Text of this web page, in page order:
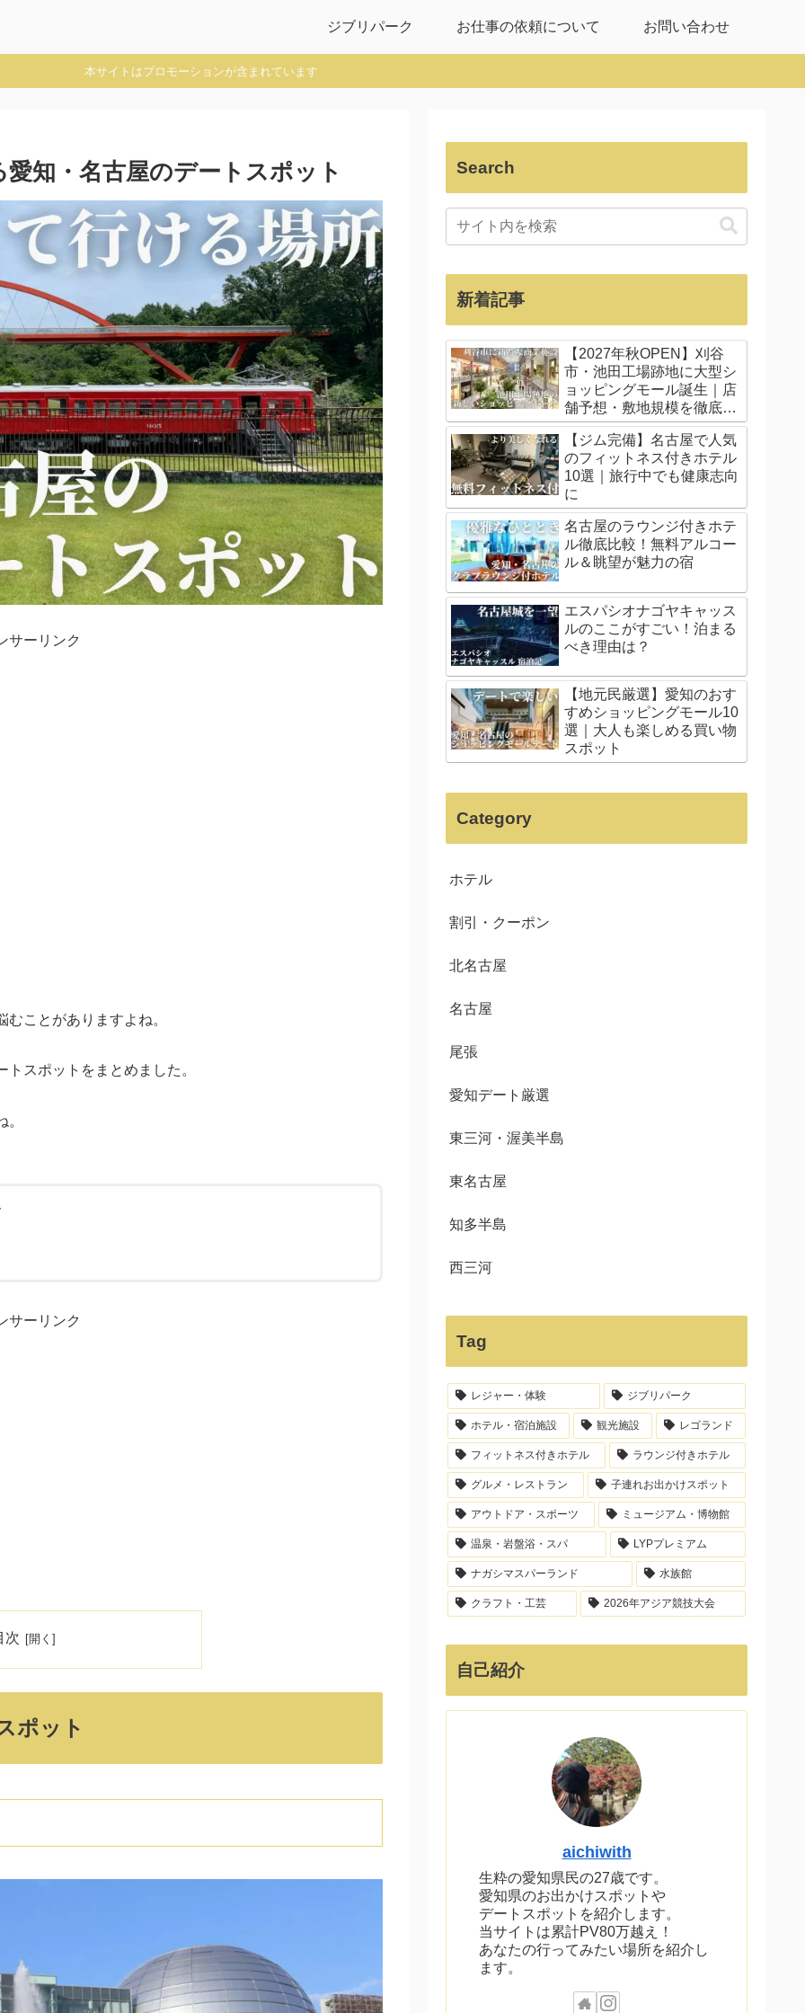
ジブリパーク お仕事の依頼について お問い合わせ
本サイトはプロモーションが含まれています
知・名古屋のデートスポット
サーリンク
ことがありますよね。
スポットをまとめました。
サーリンク
次
ポット
Search
新着記事
【2027年秋OPEN】刈谷
市・池田工場跡地に大型シ
ョッピングモール誕生｜店
舗予想・敷地規模を徹底解
説
【ジム完備】名古屋で人気
のフィットネス付きホテル
10選｜旅行中でも健康志向
に
名古屋のラウンジ付きホテ
ル徹底比較！無料アルコー
ル＆眺望が魅力の宿
エスパシオナゴヤキャッス
ルのここがすごい！泊まる
べき理由は？
【地元民厳選】愛知のおす
すめショッピングモール10
選｜大人も楽しめる買い物
スポット
Category
ホテル
割引・クーポン
北名古屋
名古屋
尾張
愛知デート厳選
東三河・渥美半島
東名古屋
知多半島
西三河
Tag
レジャー・体験 ジブリパーク
ホテル・宿泊施設 観光施設 レゴランド
フィットネス付きホテル ラウンジ付きホテル
グルメ・レストラン 子連れお出かけスポット
アウトドア・スポーツ ミュージアム・博物館
温泉・岩盤浴・スパ LYPプレミアム
ナガシマスパーランド 水族館
クラフト・工芸 2026年アジア競技大会
自己紹介
aichiwith
生粋の愛知県民の27歳です。
愛知県のお出かけスポットや
デートスポットを紹介します。
当サイトは累計PV80万越え！
あなたの行ってみたい場所を紹介し
ます。